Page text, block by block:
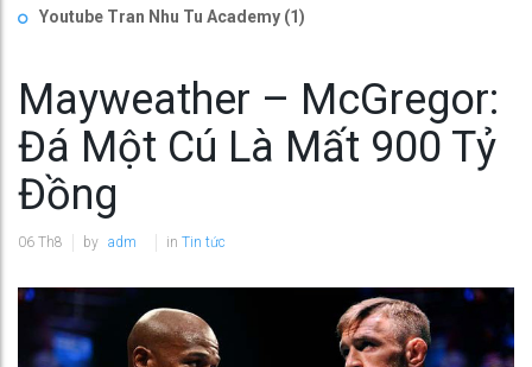
Youtube Tran Nhu Tu Academy (1)
Mayweather – McGregor:
Đá Một Cú Là Mất 900 Tỷ
Đồng
06 Th8 by adm in Tin tức